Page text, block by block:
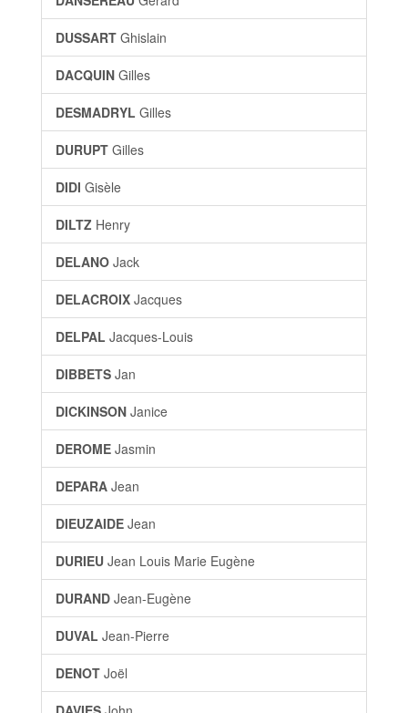
DUSSART Ghislain
DACQUIN Gilles
DESMADRYL Gilles
DURUPT Gilles
DIDI Gisèle
DILTZ Henry
DELANO Jack
DELACROIX Jacques
DELPAL Jacques-Louis
DIBBETS Jan
DICKINSON Janice
DEROME Jasmin
DEPARA Jean
DIEUZAIDE Jean
DURIEU Jean Louis Marie Eugène
DURAND Jean-Eugène
DUVAL Jean-Pierre
DENOT Joël